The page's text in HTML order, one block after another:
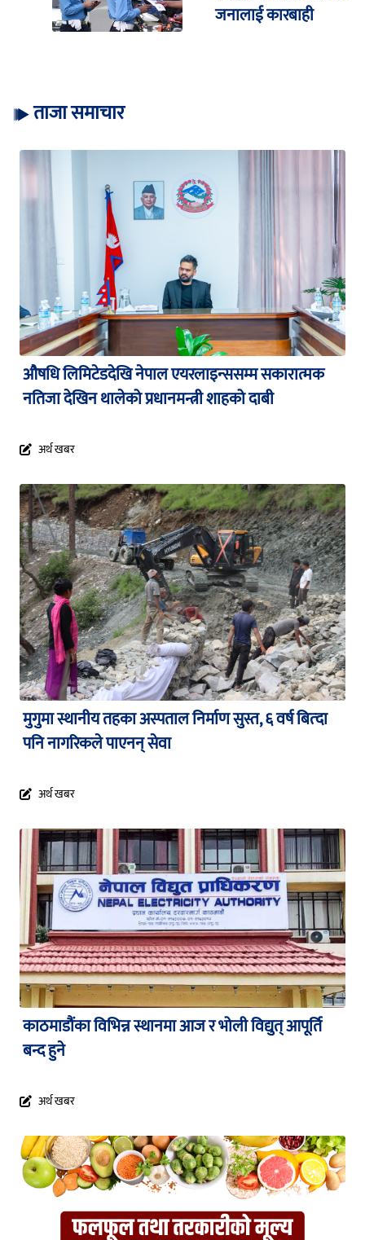
जनालाई कारबाही
ताजा समाचार
औषधि लिमिटेडदेखि नेपाल एयरलाइन्ससम्म सकारात्मक
नतिजा देखिन थालेको प्रधानमन्त्री शाहको दाबी
अर्थ खबर
मुगुमा स्थानीय तहका अस्पताल निर्माण सुस्त, ६ वर्ष बित्दा
पनि नागरिकले पाएनन् सेवा
अर्थ खबर
काठमाडौंका विभिन्न स्थानमा आज र भोली विद्युत् आपूर्ति
बन्द हुने
अर्थ खबर